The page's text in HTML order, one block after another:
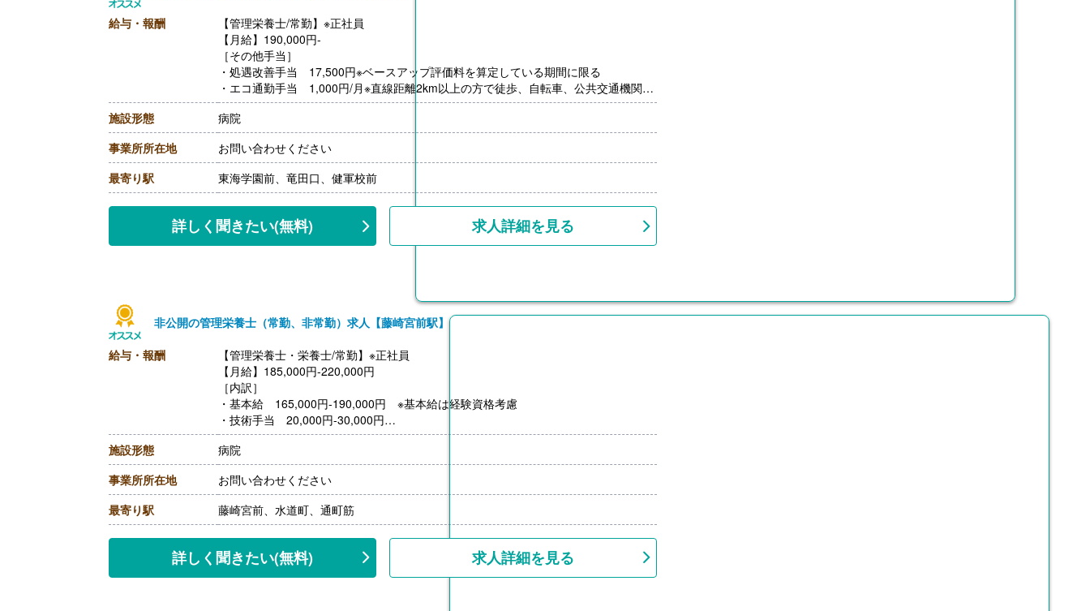
給与・報酬
【管理栄養士/常勤】※正社員
【月給】190,000円-
［その他手当］
・処遇改善手当 17,500円※ベースアップ評価料を算定している期間に限る
・エコ通勤手当 1,000円/月※直線距離2km以上の方で徒歩、自転車、公共交通機関で
固定通勤の場合
・家族手当 扶養配偶者5,000円、扶養家族（子・親など）3,000円
【賞与】年2回（計2.88ヶ月分）※前年度実績、初年度は満額支給ではありません
【通勤手当】あり（上限4,100円-19,500円/月）※直線距離2km以上の方で距離区分に
応じて支給、公共交通機関で固定通勤の場合、通勤定期券購入分（上限20,000円/月）
を支給
【退職金】あり※勤続3年以上
施設形態
病院
事業所所在地
お問い合わせください
最寄り駅
東海学園前、竜田口、健軍校前
詳しく聞きたい(無料) 求人詳細を見る
非公開の管理栄養士（常勤、非常勤）求人【藤崎宮前駅】
給与・報酬
【管理栄養士・栄養士/常勤】※正社員
【月給】185,000円-220,000円
［内訳］
・基本給 165,000円-190,000円 ※基本給は経験資格考慮
・技術手当 20,000円-30,000円
【賞与】年2回（計3.60ヶ月分）※前年度実績
【通勤手当】あり（上限15,000円/月）
【昇給】あり（1月あたり2,000円-3,000円）※前年度実績
【退職金】あり※勤続3年以上
++++++++++++++++++++
【管理栄養士・栄養士/非常勤】
施設形態
病院
事業所所在地
お問い合わせください
最寄り駅
藤崎宮前、水道町、通町筋
詳しく聞きたい(無料) 求人詳細を見る